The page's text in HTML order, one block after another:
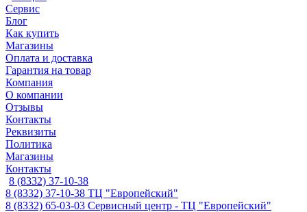
Сервис
Блог
Как купить
Магазины
Оплата и доставка
Гарантия на товар
Компания
О компании
Отзывы
Контакты
Реквизиты
Политика
Магазины
Контакты
8 (8332) 37-10-38
8 (8332) 37-10-38 ТЦ "Европейский"
8 (8332) 65-03-03 Сервисный центр - ТЦ "Европейский"